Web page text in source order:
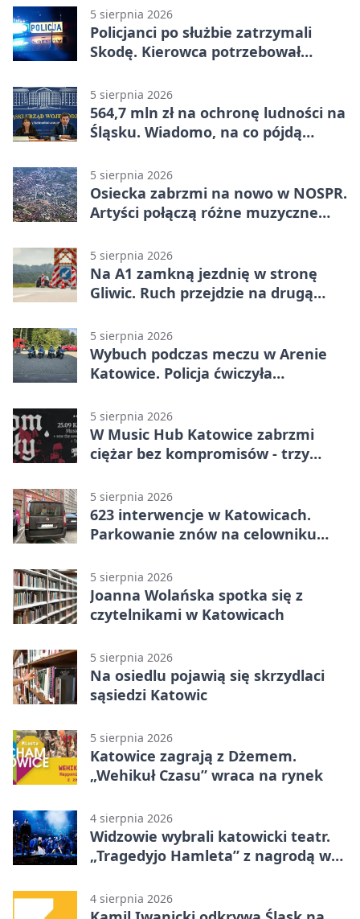
5 sierpnia 2026
Policjanci po służbie zatrzymali
Skodę. Kierowca potrzebował
5 sierpnia 2026
564,7 mln zł na ochronę ludności na
Śląsku. Wiadomo, na co pójdą
5 sierpnia 2026
Osiecka zabrzmi na nowo w NOSPR.
Artyści połączą różne muzyczne
5 sierpnia 2026
Na A1 zamkną jezdnię w stronę
Gliwic. Ruch przejdzie na drugą
5 sierpnia 2026
Wybuch podczas meczu w Arenie
Katowice. Policja ćwiczyła
5 sierpnia 2026
W Music Hub Katowice zabrzmi
ciężar bez kompromisów - trzy
5 sierpnia 2026
623 interwencje w Katowicach.
Parkowanie znów na celowniku
5 sierpnia 2026
Joanna Wolańska spotka się z
czytelnikami w Katowicach
5 sierpnia 2026
Na osiedlu pojawią się skrzydlaci
sąsiedzi Katowic
5 sierpnia 2026
Katowice zagrają z Dżemem.
„Wehikuł Czasu” wraca na rynek
4 sierpnia 2026
Widzowie wybrali katowicki teatr.
„Tragedyjo Hamleta” z nagrodą w
4 sierpnia 2026